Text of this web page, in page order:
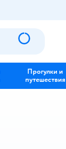
Прогулки и
путешествия